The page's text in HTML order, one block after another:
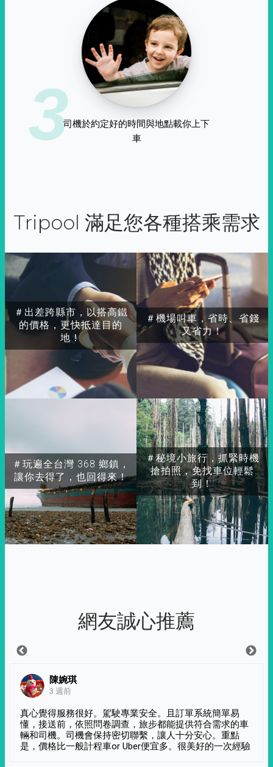
3司機於約定好的時間與地點載你上下
車
Tripool 滿足您各種搭乘需求
＃出差跨縣市，以搭高鐵
的價格，更快抵達目的
地！
＃玩遍全台灣 368 鄉鎮，
讓你去得了，也回得來！
＃秘境小旅行，抓緊時機
搶拍照，免找車位輕鬆
到！
＃機場叫車，省時、省錢
又省力！
網友誠心推薦
陳婉琪
3 週前
真心覺得服務很好。駕駛專業安全。且訂單系統簡單易
懂，接送前，依照問卷調查，旅步都能提供符合需求的車
輛和司機。司機會保持密切聯繫，讓人十分安心。重點
是，價格比一般計程車or Uber便宜多。很美好的一次經驗